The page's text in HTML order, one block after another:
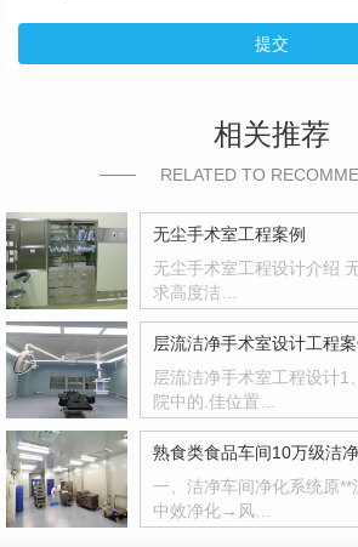
提交
相关推荐
RELATED TO
无尘手术室工程案例
无尘手术室工程设计介绍
求高度洁…
层流洁净手术室设计工程案
层流洁净手术室工程设计1
院中的.佳位置…
熟食类食品车间10万级洁
一、洁净车间净化系统原
中效净化→风…